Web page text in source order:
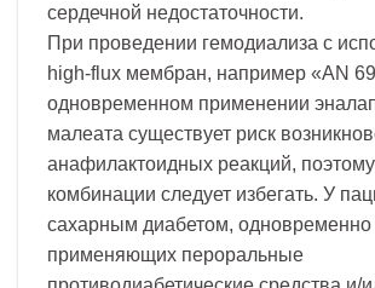
сердечной недостаточности.
При проведении гемодиализа с
high-flux мембран, например «AN
одновременном применении
малеата существует риск
анафилактоидных реакций,
комбинации следует избегать. У
сахарным диабетом, одновременно
применяющих пероральные